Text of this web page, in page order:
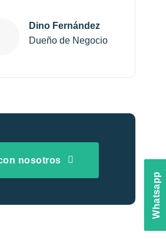
Dino Fernández
Dueño de Negocio
nosotros
Whatsapp